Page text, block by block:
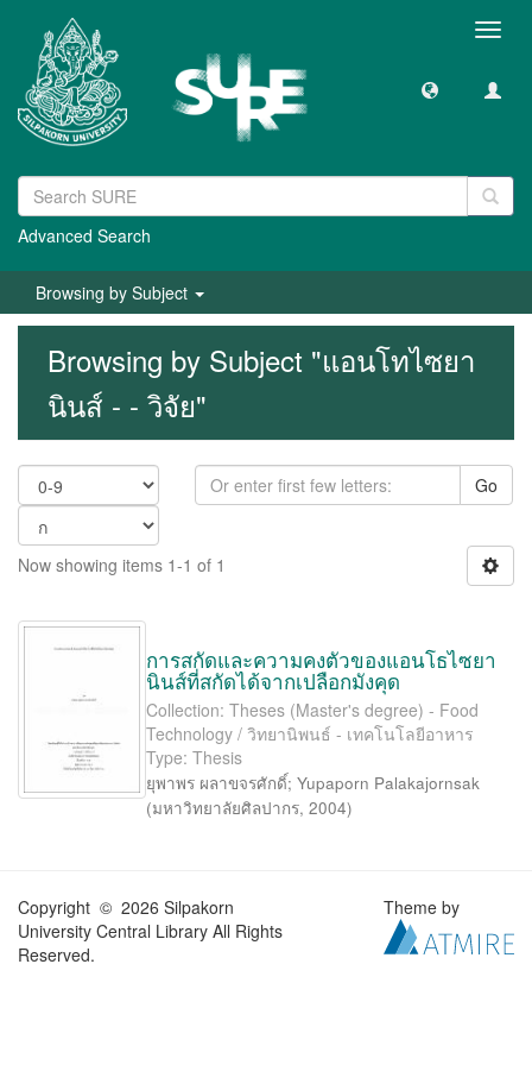
Advanced Search
Browsing by Subject
Browsing by Subject "แอนโทไซยา
นินส์ - - วิจัย"
Go
Now showing items 1-1 of 1
การสกัดและความคงตัวของแอนโธไซยา
นินส์ที่สกัดได้จากเปลือกมังคุด
Collection: Theses (Master's degree) - Food
Technology / วิทยานิพนธ์ - เทคโนโลยีอาหาร
Type: Thesis
ยุพาพร ผลาขจรศักดิ์; Yupaporn Palakajornsak
(มหาวิทยาลัยศิลปากร, 2004)
Copyright © 2026 Silpakorn
University Central Library All Rights
Reserved.
Theme by